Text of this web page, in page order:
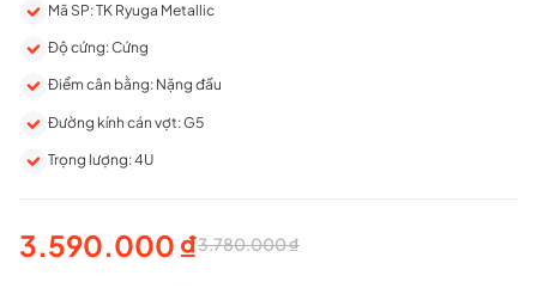
Mã SP: TK Ryuga Metallic
Độ cứng: Cứng
Điểm cân bằng: Nặng đầu
Đường kính cán vợt: G5
Trọng lượng: 4U
3.780.000₫
Giá
3.590.000 ₫
Giá